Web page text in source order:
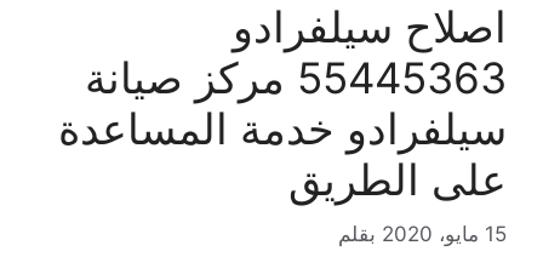
اصلاح سيلفرادو
55445363 مركز صيانة
سيلفرادو خدمة المساعدة
على الطريق
15 مايو، 2020 بقلم